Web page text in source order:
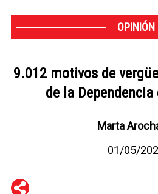
OPINIÓN
9.012 motivos de
de la
Marta
01/05/